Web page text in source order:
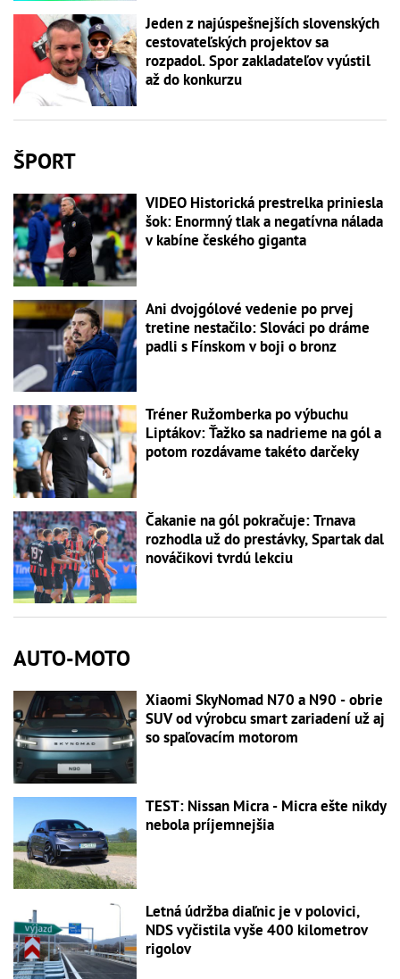
Jeden z najúspešnejších slovenských
cestovateľských projektov sa
rozpadol. Spor zakladateľov vyústil
až do konkurzu
ŠPORT
VIDEO Historická prestrelka priniesla
šok: Enormný tlak a negatívna nálada
v kabíne českého giganta
Ani dvojgólové vedenie po prvej
tretine nestačilo: Slováci po dráme
padli s Fínskom v boji o bronz
Tréner Ružomberka po výbuchu
Liptákov: Ťažko sa nadrieme na gól a
potom rozdávame takéto darčeky
Čakanie na gól pokračuje: Trnava
rozhodla už do prestávky, Spartak dal
nováčikovi tvrdú lekciu
AUTO-MOTO
Xiaomi SkyNomad N70 a N90 - obrie
SUV od výrobcu smart zariadení už aj
so spaľovacím motorom
TEST: Nissan Micra - Micra ešte nikdy
nebola príjemnejšia
Letná údržba diaľnic je v polovici,
NDS vyčistila vyše 400 kilometrov
rigolov